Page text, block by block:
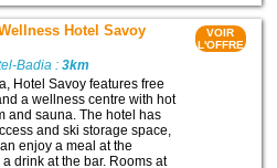
Hotel Savoy
Badia :3km
Hotel Savoy features free
a wellness centre with hot
and sauna. The hotel has
and ski storage space,
enjoy a meal at the
drink at the bar. Rooms at
VOIR
L'OFFRE